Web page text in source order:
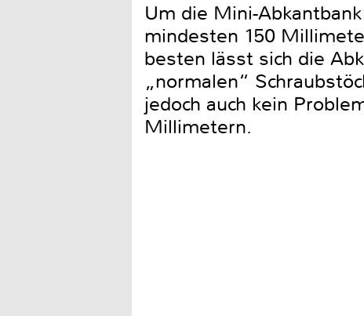
Um die Mini-
mindesten 150
besten lässt sich die
„normalen“
jedoch auch kein
Millimetern.